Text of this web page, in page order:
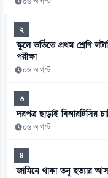
২
স্কুলে ভর্তিতে প্রথম শ্রেণি
পরীক্ষা
০৬ আগস্ট
৩
দরপত্র ছাড়াই বিআরটিসির
০৬ আগস্ট
৪
জামিনে থাকা তনু হত্যার